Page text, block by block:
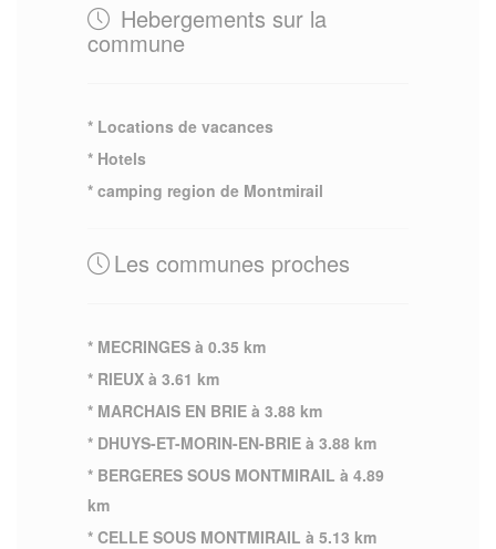
Hebergements sur la
commune
* Locations de vacances
* Hotels
* camping region de Montmirail
Les communes proches
* MECRINGES à 0.35 km
* RIEUX à 3.61 km
* MARCHAIS EN BRIE à 3.88 km
* DHUYS-ET-MORIN-EN-BRIE à 3.88 km
* BERGERES SOUS MONTMIRAIL à 4.89
km
* CELLE SOUS MONTMIRAIL à 5.13 km